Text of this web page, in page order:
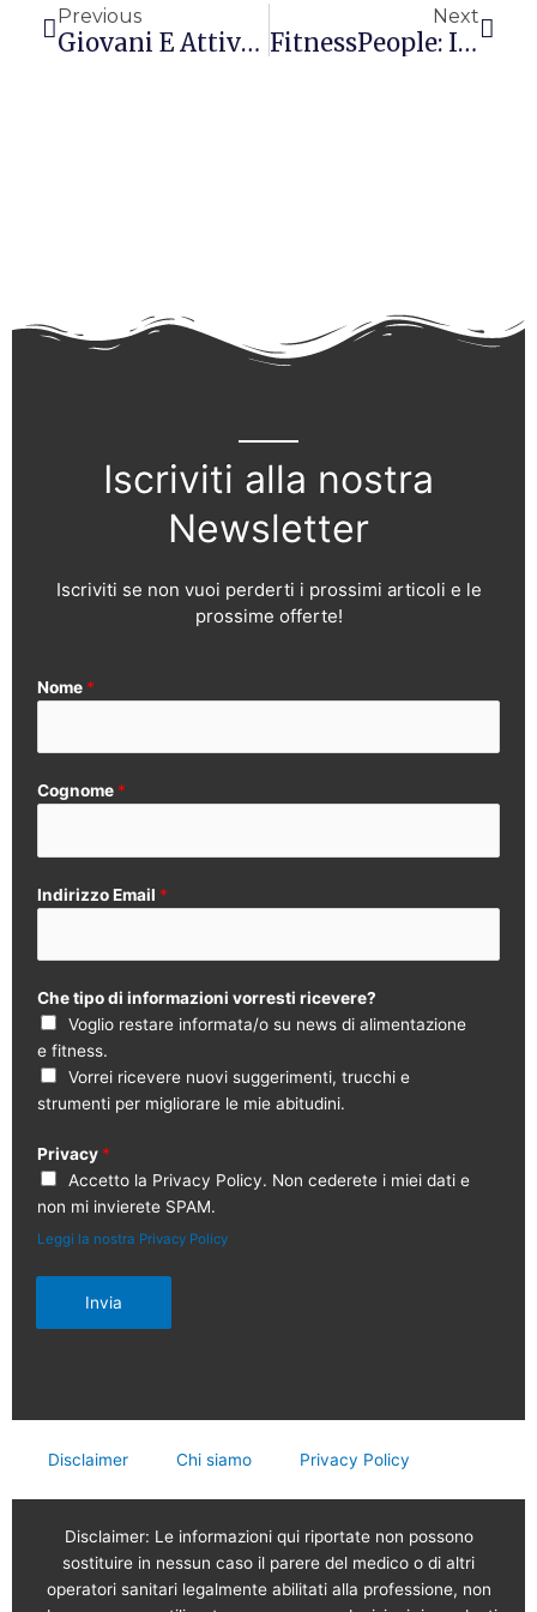
Previous
Giovani E Attività Fisica: Un Rifiuto Inspiegabile?
Next
FitnessPeople: Il Primo Social Network Per Gli Appassionati Del Fitness, Della Vita Sana E Del Benessere Psicofisico
Iscriviti alla nostra
Newsletter
Iscriviti se non vuoi perderti i prossimi articoli e le
prossime offerte!
Nome *
Cognome *
Indirizzo Email *
Che tipo di informazioni vorresti ricevere?
Voglio restare informata/o su news di alimentazione
e fitness.
Vorrei ricevere nuovi suggerimenti, trucchi e
strumenti per migliorare le mie abitudini.
Privacy *
Accetto la Privacy Policy. Non cederete i miei dati e
non mi invierete SPAM.
Leggi la nostra Privacy Policy
Invia
Disclaimer Chi siamo Privacy Policy
Disclaimer: Le informazioni qui riportate non possono
sostituire in nessun caso il parere del medico o di altri
operatori sanitari legalmente abilitati alla professione, non